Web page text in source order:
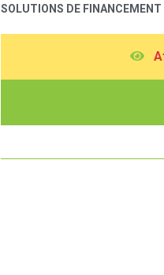
SOLUTIONS DE FINANCEMENT
A